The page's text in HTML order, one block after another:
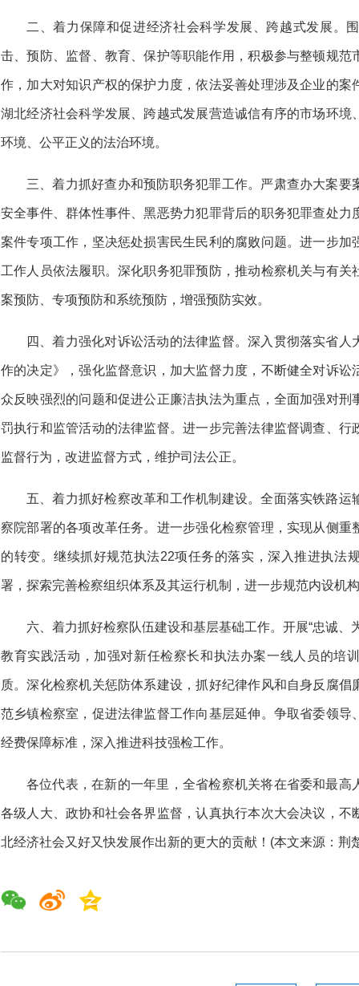
二、着力保障和促进经济社会科学发展、跨越式发展。
击、预防、监督、教育、保护等职能作用，积极参与整顿规
作，加大对知识产权的保护力度，依法妥善处理涉及企业的
湖北经济社会科学发展、跨越式发展营造诚信有序的市场环
环境、公平正义的法治环境。
三、着力抓好查办和预防职务犯罪工作。严肃查办大案
安全事件、群体性事件、黑恶势力犯罪背后的职务犯罪查处
案件专项工作，坚决惩处损害民生民利的腐败问题。进一步
工作人员依法履职。深化职务犯罪预防，推动检察机关与有
案预防、专项预防和系统预防，增强预防实效。
四、着力强化对诉讼活动的法律监督。深入贯彻落实省
作的决定》，强化监督意识，加大监督力度，不断健全对诉
众反映强烈的问题和促进公正廉洁执法为重点，全面加强对
罚执行和监管活动的法律监督。进一步完善法律监督调查、
监督行为，改进监督方式，维护司法公正。
五、着力抓好检察改革和工作机制建设。全面落实铁路
察院部署的各项改革任务。进一步强化检察管理，实现从侧
的转变。继续抓好规范执法22项任务的落实，深入推进执法
署，探索完善检察组织体系及其运行机制，进一步规范内设机
六、着力抓好检察队伍建设和基层基础工作。开展“忠诚、
教育实践活动，加强对新任检察长和执法办案一线人员的培
质。深化检察机关惩防体系建设，抓好纪律作风和自身反腐
范乡镇检察室，促进法律监督工作向基层延伸。争取省委领
经费保障标准，深入推进科技强检工作。
各位代表，在新的一年里，全省检察机关将在省委和最
各级人大、政协和社会各界监督，认真执行本次大会决议，
北经济社会又好又快发展作出新的更大的贡献！(本文来源：荆